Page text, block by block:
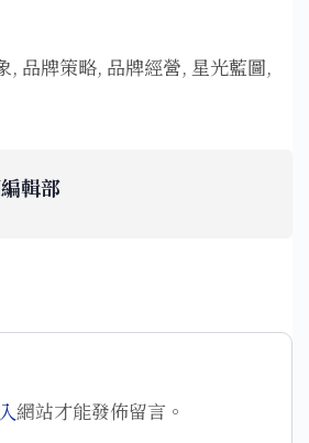
, 品牌策略, 品牌經營, 星光藍圖,
輯部
網站才能發佈留言。